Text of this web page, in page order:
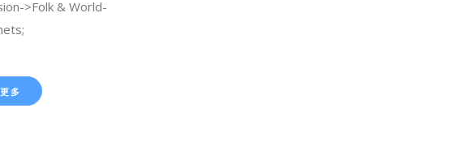
>Folk & World-
多